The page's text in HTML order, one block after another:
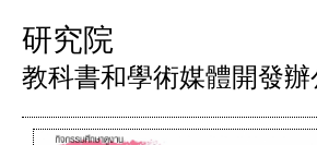
研究院
教科書和學術媒體開發辦